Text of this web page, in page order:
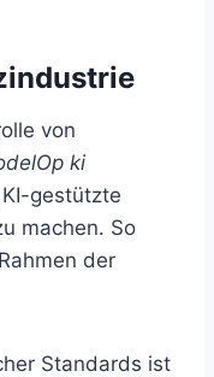
von
ki
gestützte
machen. So
der
Standards ist